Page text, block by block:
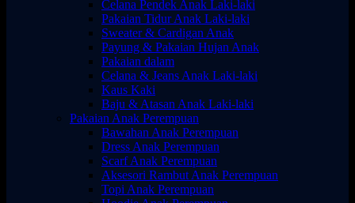
Celana Pendek Anak Laki-laki
Pakaian Tidur Anak Laki-laki
Sweater & Cardigan Anak
Payung & Pakaian Hujan Anak
Pakaian dalam
Celana & Jeans Anak Laki-laki
Kaus Kaki
Baju & Atasan Anak Laki-laki
Pakaian Anak Perempuan
Bawahan Anak Perempuan
Dress Anak Perempuan
Scarf Anak Perempuan
Aksesori Rambut Anak Perempuan
Topi Anak Perempuan